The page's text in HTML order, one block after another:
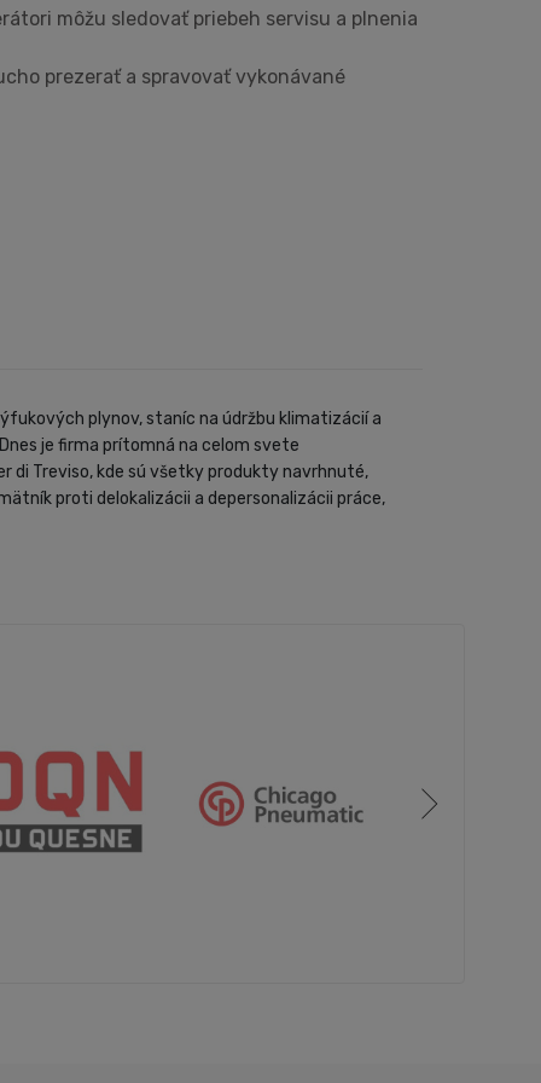
môžu sledovať priebeh servisu a plnenia
prezerať a spravovať vykonávané
plynov, staníc na údržbu klimatizácií a
je firma prítomná na celom svete
di Treviso, kde sú všetky produkty navrhnuté,
proti delokalizácii a depersonalizácii práce,